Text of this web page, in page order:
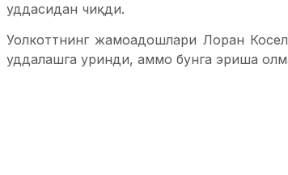
уддасидан чиқди.
Уолкоттнинг жамоадошлари Лоран
уддалашга уринди, аммо бунга эриша